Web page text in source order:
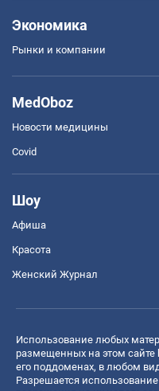
Экономика
Рынки и компании
MedOboz
Новости медицины
Covid
Шоу
Афиша
Красота
Женский Журнал
Использование любых
размещенных на этом сайте
его поддоменах, в любом
Разрешается